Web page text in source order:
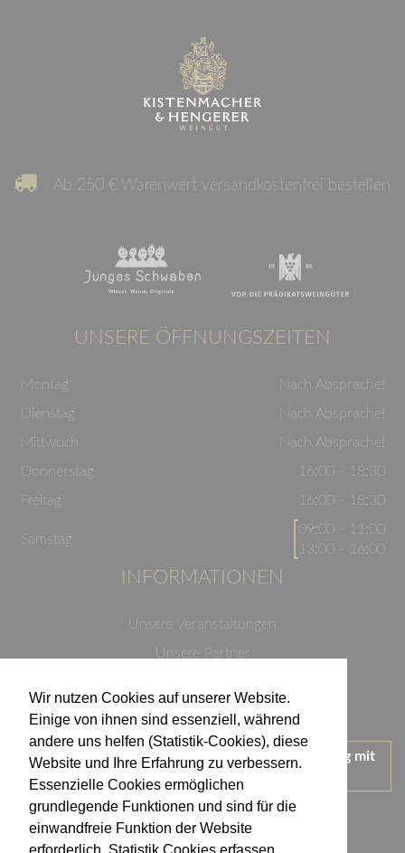
Wir nutzen Cookies auf unserer Website.
Einige von ihnen sind essenziell, während
andere uns helfen (Statistik-Cookies), diese
Website und Ihre Erfahrung zu verbessern.
Essenzielle Cookies ermöglichen
grundlegende Funktionen und sind für die
einwandfreie Funktion der Website
Ab 250 € Warenwert versandkostenfrei bestellen
UNSERE ÖFFNUNGSZEITEN
Montag
Nach Absprache!
Dienstag
Nach Absprache!
Mittwoch
Nach Absprache!
Donnerstag
16:00 - 18:30
Freitag
16:00 - 18:30
Samstag
09:00 - 11:00
13:00 - 16:00
INFORMATIONEN
Unsere Veranstaltungen
Unsere Partner
Impressum
Wir treten für einen verantwortungsvollen Umgang mit
Alkohol ein.
KONTAKT